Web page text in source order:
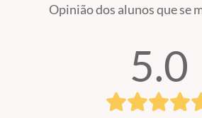
Opinião dos alunos que se
5.0